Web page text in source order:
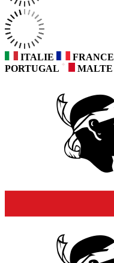
ITALIE FRANCE
PORTUGAL
MALTE